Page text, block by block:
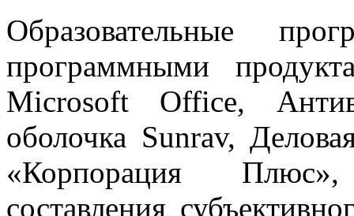
Образовательные
программными
Microsoft Office,
оболочка Sunrav,
«Корпорация
составления